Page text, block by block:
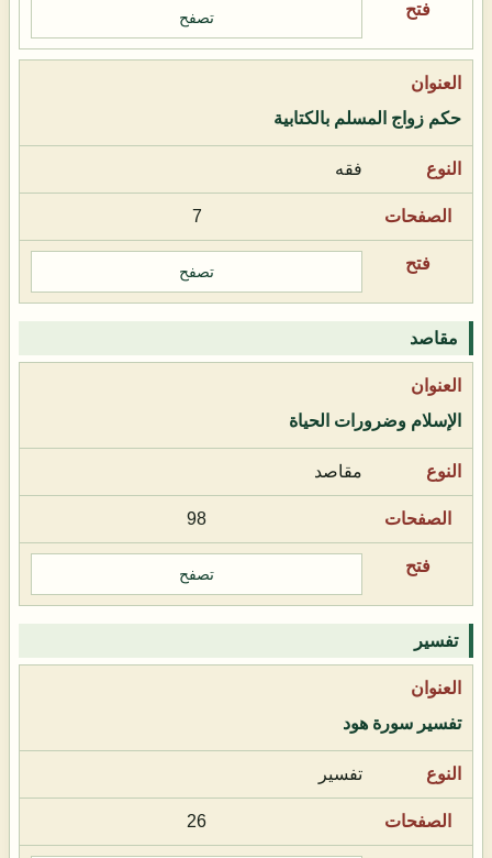
تصفح
حكم زواج المسلم بالكتابية
فقه
7
تصفح
مقاصد
الإسلام وضرورات الحياة
مقاصد
98
تصفح
تفسير
تفسير سورة هود
تفسير
26